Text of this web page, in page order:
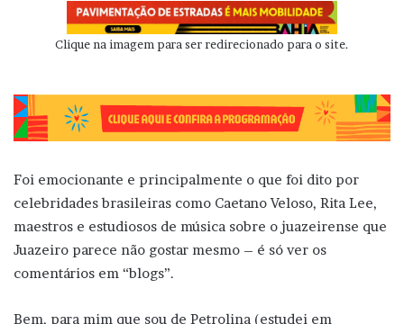
Clique na imagem para ser redirecionado para o site.
Foi emocionante e principalmente o que foi dito por
celebridades brasileiras como Caetano Veloso, Rita Lee,
maestros e estudiosos de música sobre o juazeirense que
Juazeiro parece não gostar mesmo – é só ver os
comentários em “blogs”.
Bem, para mim que sou de Petrolina (estudei em